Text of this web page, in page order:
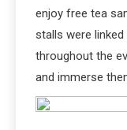
enjoy free tea
stalls were
throughout the
and immerse